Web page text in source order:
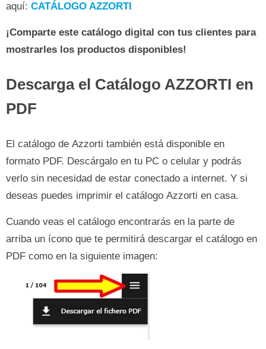
aquí: CATÁLOGO AZZORTI
¡Comparte este catálogo digital con tus clientes para
mostrarles los productos disponibles!
Descarga el Catálogo AZZORTI en
PDF
El catálogo de Azzorti también está disponible en
formato PDF. Descárgalo en tu PC o celular y podrás
verlo sin necesidad de estar conectado a internet. Y si
deseas puedes imprimir el catálogo Azzorti en casa.
Cuando veas el catálogo encontrarás en la parte de
arriba un ícono que te permitirá descargar el catálogo en
PDF como en la siguiente imagen: